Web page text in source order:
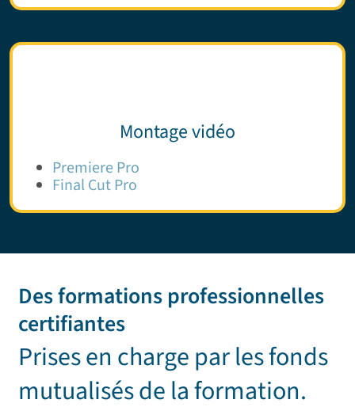
Montage vidéo
Premiere Pro
Final Cut Pro
Des formations professionnelles
certifiantes
Prises en charge par les fonds
mutualisés de la formation.